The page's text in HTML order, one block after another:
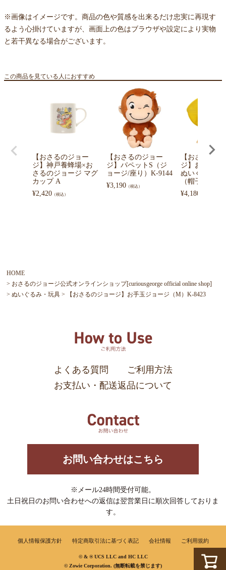
※画像はイメージです。商品の色や質感を出来るだけ忠実に再現す
るよう心掛けていますが、画面上の色はブラウザや設定により実物
と若干異なる場合がございます。
この商品を見ている人におすすめ
【おさるのジョー
ジ】神戸養蜂場×お
さるのジョージ マグ
カップ A
¥2,420 （税込）
【おさるのジョー
ジ】パペットS（ジ
ョージ/座り）K-9144
¥3,190 （税込）
【おさるのジ
ジ】お手玉ジ
ぬいぐるみS
（帽子）K-
¥4,180
HOME
おさるのジョージ公式オンラインショップ[curiousgeorge official online shop]
ぬいぐるみ・玩具
【おさるのジョージ】お手玉ジョージ（M）K-8423
よくある質問
ご利用方法
お支払い・配送返品について
お問い合わせはこちら
※メール24時間受付可能。
土日祝日のお問い合わせへの返信は翌営業日に順次回答しておりま
す。
個人情報保護方針 特定商取引法に基づく表記 会社情報 ご利用規約
© & ® UCS LLC and HC LLC
© Zowie Corporation. (無断転載を禁じます)